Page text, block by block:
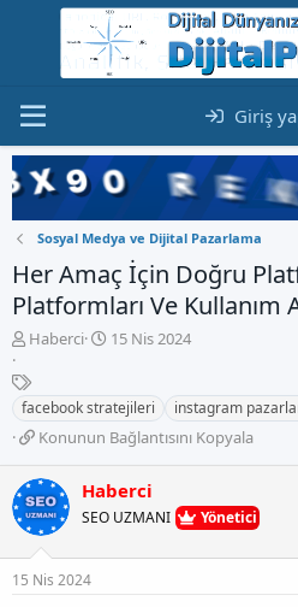
Giriş
Sosyal Medya ve Dijital Pazarlama
Her Amaç İçin Doğru
Platformları Ve Kullanım
K
n
b
u
y
u
b
a
ş
l
a
Haberci
B
l
a
n
g
ı
ç
a
15 Nis 2024
E
t
i
e
t
l
e
facebook stratejileri instagram
K
n
u
n
u
B
Konunun Bağlantısını Kopyala
Haberci
SEO UZMANI Yönetici
15 Nis 2024